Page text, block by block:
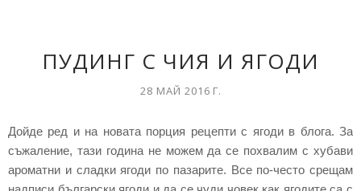
ПУДИНГ С ЧИЯ И ЯГОДИ
28 МАЙ 2016 Г.
Дойде ред и на новата порция рецепти с ягоди в блога. За
съжаление, тази година не можем да се похвалим с хубави
ароматни и сладки ягоди по пазарите. Все по-често срещам